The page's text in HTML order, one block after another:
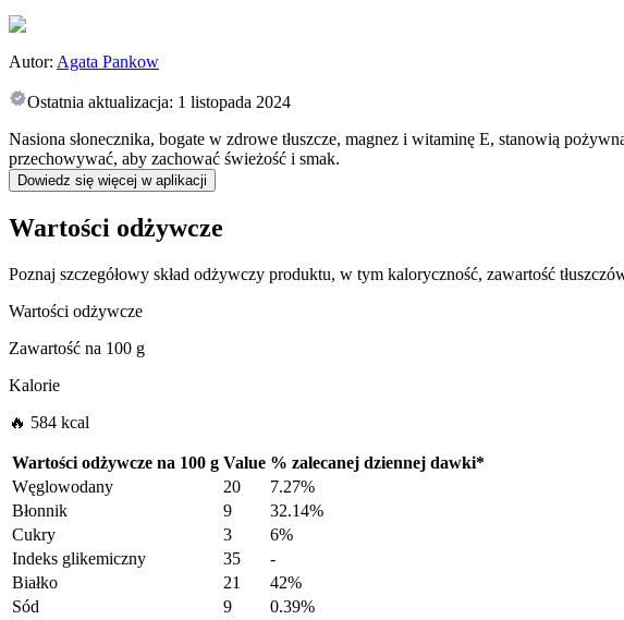
Autor: Agata Pankow
Ostatnia aktualizacja: 1 listopada 2024
Nasiona słonecznika, bogate w zdrowe tłuszcze, magnez i witaminę E, stanowią
przechowywać, aby zachować świeżość i smak.
Dowiedz się więcej w aplikacji
Wartości odżywcze
Poznaj szczegółowy skład odżywczy produktu, w tym kaloryczność, zawartość
Wartości odżywcze
Zawartość na 100 g
Kalorie
🔥 584 kcal
Wartości odżywcze na 100 g Value % zalecanej dziennej dawki*
Węglowodany
20
7.27%
Błonnik
9
32.14%
Cukry
3
6%
Indeks glikemiczny
35
-
Białko
21
42%
Sód
9
0.39%